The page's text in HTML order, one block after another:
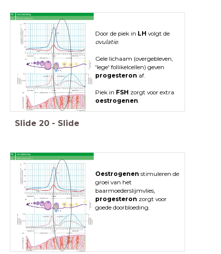
Door de piek in LH volgt de
ovulatie.
Gele lichaam (overgebleven,
'lege' follikelcellen) geven
progesteron af.
Piek in FSH zorgt voor extra
oestrogenen.
Slide 20 - Slide
Oestrogenen stimuleren de
groei van het
baarmoederslijmvlies,
progesteron zorgt voor
goede doorbloeding.